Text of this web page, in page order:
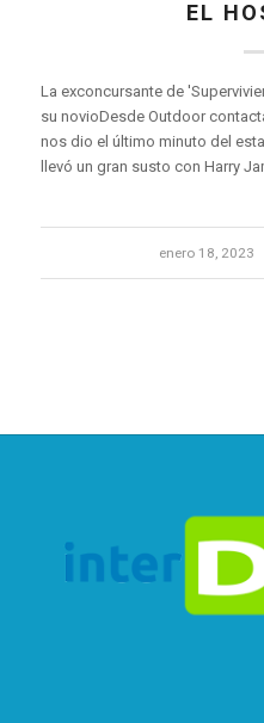
EL
La exconcursante de
su novioDesde Outdoor
nos dio el último minuto del
llevó un gran susto con Harry
enero 18, 2023
/